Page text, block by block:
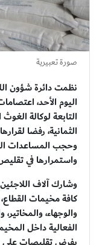
صورة تعبيرية
نظمت دائرة شؤون
اليوم الأحد،
التابعة لوكالة
الثمانية، رفضا
وحجب المساعدات
واستمرارها في
وشارك آلاف
كافة مخيمات
والوجهاء،
الفعالية داخل